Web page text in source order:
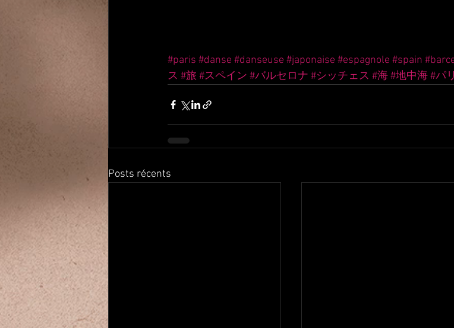
#paris #danse #danseuse #japonaise #espagnole #spain
ス #旅 #スペイン #バルセロナ #シッチェス #海#地中海#パ
Posts récents